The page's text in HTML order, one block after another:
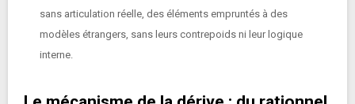
sans articulation réelle, des éléments empruntés à des
modèles étrangers, sans leurs contrepoids ni leur logique
interne.